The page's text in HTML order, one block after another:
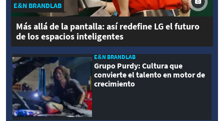
E&N BRANDLAB
Más allá de la pantalla: así redefine LG el futuro
de los espacios inteligentes
E&N BRANDLAB
Grupo Purdy: Cultura que
convierte el talento en motor de
crecimiento